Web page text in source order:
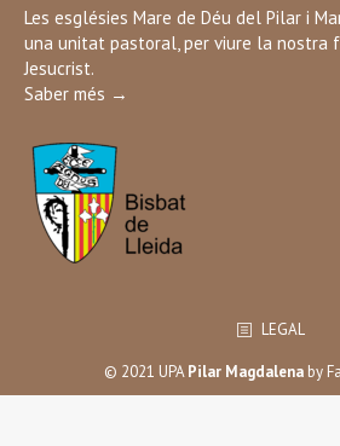
in
new
window
Les esglésies Mare de Déu del Pilar i
una unitat pastoral, per viure la nostra
Jesucrist.
Saber més →
LEGAL
© 2021 UPAPilar Magdalenaby